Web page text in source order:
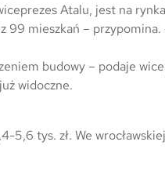
Atalu, jest na
99 mieszkań –
budowy – podaje
widoczne.
5,6 tys. zł. We